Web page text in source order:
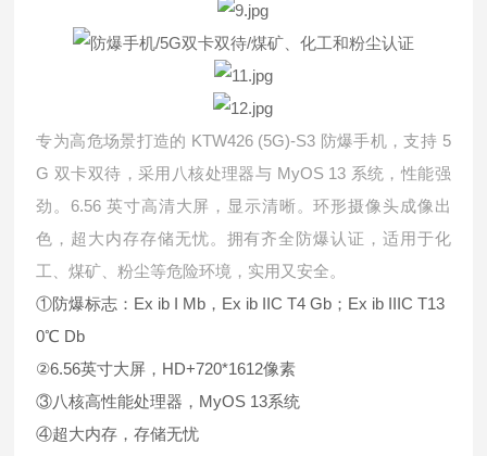
专为高危场景打造的 KTW426 (5G)-S3 防爆手机，支持 5
G 双卡双待，采用八核处理器与 MyOS 13 系统，性能强
劲。 6.56英寸高清大屏，显示清晰。环形摄像头成像出
色，超大内存存储无忧。拥有齐全防爆认证，适用于化
工、煤矿、粉尘等危险环境，实用又安全。
①防爆标志：Ex ib I Mb，Ex ib IIC T4 Gb；Ex ib IIIC T13
0℃ Db
②6.56英寸大屏，HD+720*1612像素
③八核高性能处理器，MyOS 13系统
④超大内存，存储无忧